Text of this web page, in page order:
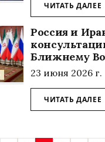
ЧИТАТЬ ДАЛЕЕ
Россия и
Ближнему
23 июня 2026 г.
ЧИТАТЬ ДАЛЕЕ